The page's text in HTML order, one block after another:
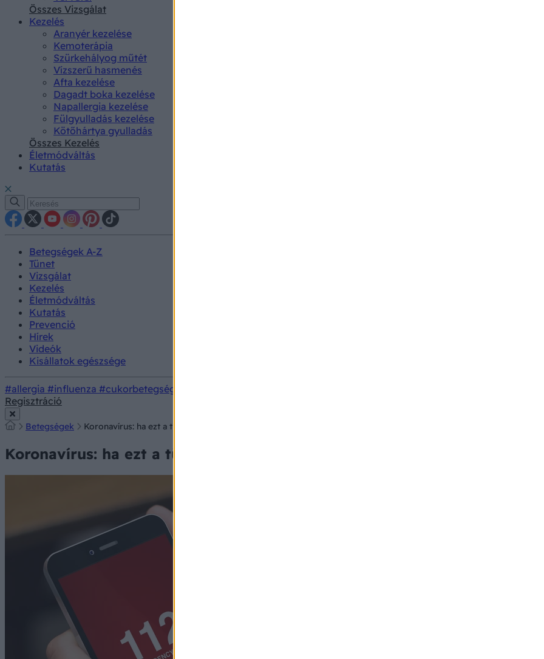
Összes Vizsgálat
Kezelés
Aranyér kezelése
Kemoterápia
Szürkehályog műtét
Vízszerű hasmenés
Afta kezelése
Dagadt boka kezelése
Napallergia kezelése
Fülgyulladás kezelése
Kötőhártya gyulladás
Összes Kezelés
Életmódváltás
Kutatás
Betegségek A-Z
Tünet
Vizsgálat
Kezelés
Életmódváltás
Kutatás
Prevenció
Hírek
Videók
Kisállatok egészsége
#allergia #influenza #cukorbetegség
Regisztráció
Betegségek Koronavírus: ha ezt a tünetet észleli, azonnal hívjon mentőt
Koronavírus: ha ezt a tünetet észleli, azonnal hívjon mentőt